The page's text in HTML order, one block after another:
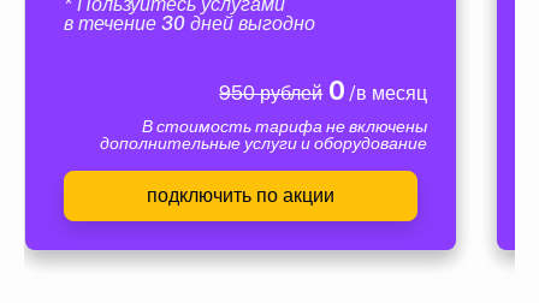
в течение 30 дней выгодно
950 рублей0 /в месяц
В стоимость тарифа не включены
дополнительные услуги и оборудование
подключить по акции